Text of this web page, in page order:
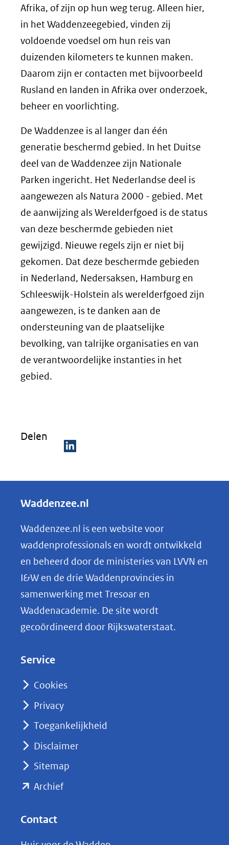
Afrika, of zijn op hun weg terug. Alleen hier,
in het Waddenzeegebied, vinden zij
voldoende voedsel om hun reis van
duizenden kilometers te kunnen maken.
Daarom zijn er contacten met bijvoorbeeld
Rusland en landen in Afrika over onderzoek,
beheer en voorlichting.
De Waddenzee is al langer dan één
generatie beschermd gebied. In het Duitse
deel van de Waddenzee zijn Nationale
Parken ingericht. Het Nederlandse deel is
aangewezen als Natura 2000 - gebied. Met
de aanwijzing als Werelderfgoed is de status
van deze beschermde gebieden niet
gewijzigd. Nieuwe regels zijn er niet bij
gekomen. Dat deze beschermde gebieden
in Nederland, Nedersaksen, Hamburg en
Schleeswijk-Holstein als werelderfgoed zijn
aangewezen, is te danken aan de
ondersteuning van de plaatselijke
bevolking, van talrijke organisaties en van
de verantwoordelijke instanties in het
gebied.
Delen
e
e
n
o
p
k
e
nieuw
naar
Waddenzee.nl
Waddenzee.nl is een website voor
waddenprofessionals en wordt ontwikkeld
en beheerd door de ministeries van LVVN en
I&W en de drie Waddenprovincies in
samenwerking met Tresoar en
Waddenacademie. De site wordt
gecoördineerd door Rijkswaterstaat.
Service
Cookies
Privacy
Toegankelijkheid
Disclaimer
Sitemap
Archief(opent
Contact